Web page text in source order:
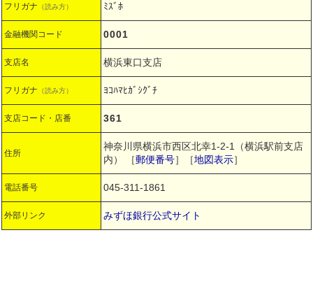
フリガナ （読み方） ﾐｽﾞﾎ
金融機関コード 0001
支店名 横浜東口支店
フリガナ （読み方） ﾖｺﾊﾏﾋｶﾞｼｸﾞﾁ
支店コード・店番 361
住所
神奈川県横浜市西区北幸1-2-1（横浜駅前支店
内）
［郵便番号］［地図表示］
電話番号 045-311-1861
外部リンク みずほ銀行公式サイト